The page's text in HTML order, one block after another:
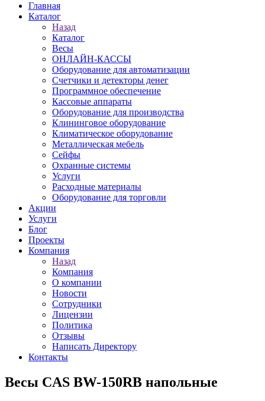
Главная
Каталог
Назад
Каталог
Весы
ОНЛАЙН-КАССЫ
Оборудование для автоматизации
Счетчики и детекторы денег
Программное обеспечение
Кассовые аппараты
Оборудование для производства
Клининговое оборудование
Климатическое оборудование
Металлическая мебель
Сейфы
Охранные системы
Услуги
Расходные материалы
Оборудование для торговли
Акции
Услуги
Блог
Проекты
Компания
Назад
Компания
О компании
Новости
Сотрудники
Лицензии
Политика
Отзывы
Написать Директору
Контакты
Весы CAS BW-150RB напольные